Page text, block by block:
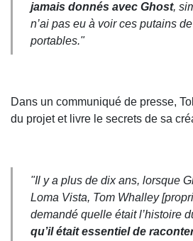
jamais donnés avec Ghost,
n’ai pas eu à voir ces putains
portables."
Dans un communiqué de presse,
du projet et livre le secrets de sa
"Il y a plus de dix ans, lorsque
Loma Vista, Tom Whalley
demandé quelle était l’histoire
qu’il était essentiel de